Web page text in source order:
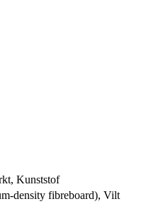
, Kunststof
density fibreboard), Vilt